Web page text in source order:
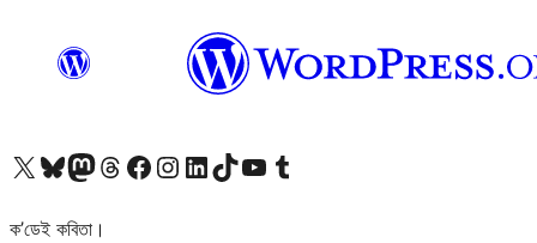
আমাৰ X (আগৰ Twitter) একাউণ্টলৈ যাওকআমাৰ Bluesky একাউণ্টলৈ যাওকআমাৰ Mastodon একাউণ্টলৈ যাওকআমাৰ Threads একাউণ্টলৈ যাওকআমাৰ Facebook পৃষ্ঠালৈ যাওকআমাৰ Instagram একাউণ্টলৈ যাওকআমাৰ LinkedIn একাউণ্টলৈ যাওকআমাৰ TikTok একাউণ্টলৈ যাওকআমাৰ YouTube চেনেললৈ যাওকআমাৰ Tumblr একাউণ্টলৈ যাওক
ক’ডেই কবিতা।